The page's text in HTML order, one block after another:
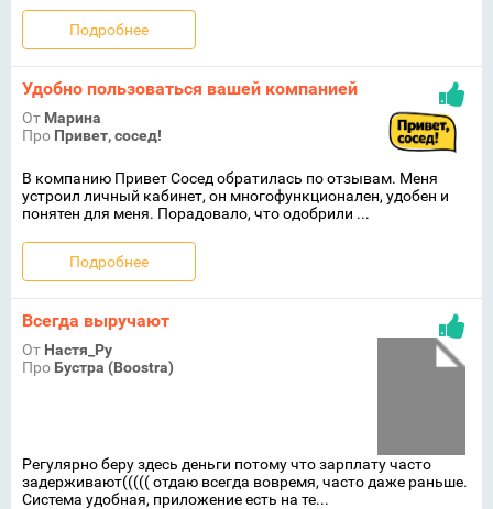
Подробнее
Удобно пользоваться вашей компанией
От Марина
Про Привет, сосед!
В компанию Привет Сосед обратилась по отзывам. Меня
устроил личный кабинет, он многофункционален, удобен и
понятен для меня. Порадовало, что одобрили ...
Подробнее
Всегда выручают
От Настя_Ру
Про Бустра (Boostra)
Регулярно беру здесь деньги потому что зарплату часто
задерживают((((( отдаю всегда вовремя, часто даже раньше.
Система удобная, приложение есть на те...